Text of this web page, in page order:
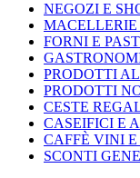
NEGOZI E
MACELLERIE
FORNI E
PRODOTTI
PRODOTTI
CESTE
CASEIFICI E
CAFFÈ VINI
SCONTI